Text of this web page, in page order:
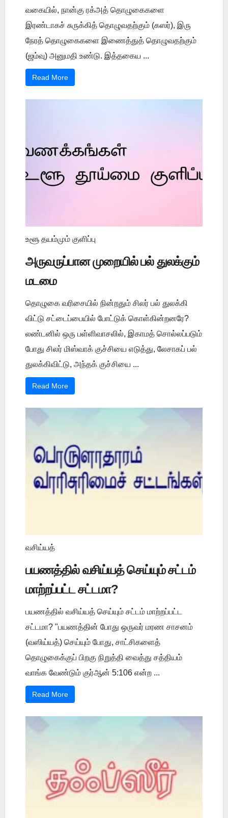
வகையில், நான்கு ரக்அத் தொழுகைகளை
இரண்டாகச் சுருக்கித் தொழுவதற்கும் (கஸர்), இரு
நேரத் தொழுகைகளை இணைத்துத் தொழுவதற்கும்
(ஜம்வு) அனுமதி உண்டு. இத்தகைய ...
Read More
உளூ தயம்மும் குளிப்பு
அருவருப்பான முறையில் பல் துலக்கும்
மடமை
தொழுகை வரிசையில் நின்றதும் சிலர் பல் துலக்கி
விட்டு சட்டைப்பையில் போட்டுக் கொள்கின்றனரே?
லண்டனில் ஒரு பள்ளிவாசலில், இகாமத் சொல்லப்படும்
போது சிலர் மிஸ்வாக் குச்சியை எடுத்து, லேசாகப் பல்
துலக்கிவிட்டு, அந்தக் குச்சியை ...
Read More
வசிய்யத்
பயணத்தில் வசிய்யத் செய்யும் சட்டம்
மாற்றப்பட்ட சட்டமா?
பயணத்தில் வசிய்யத் செய்யும் சட்டம் மாற்றப்பட்ட
சட்டமா? "பயணத்தின் போது ஒருவர் மரண சாசனம்
(வஸிய்யத்) செய்யும் போது, சாட்சிகளைத்
தொழுகைக்குப் பிறகு நிறுத்தி வைத்து சத்தியம்
வாங்க வேண்டும் குர்ஆன் 5:106 என்ற ...
Read More